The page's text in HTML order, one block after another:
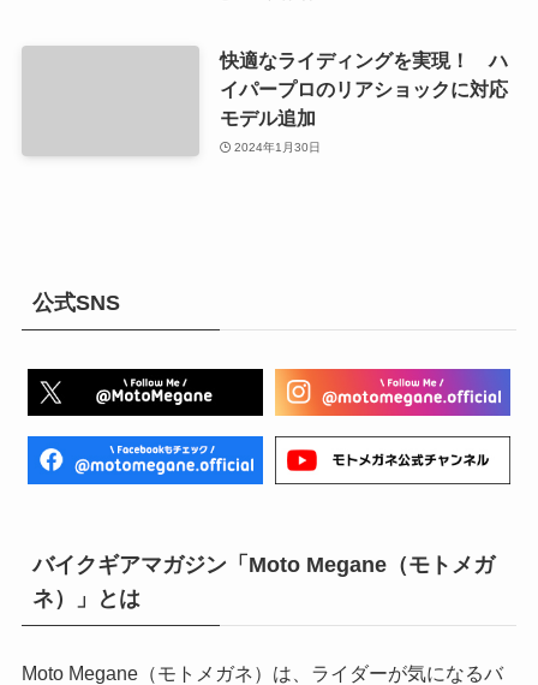
快適なライディングを実現！ ハ
イパープロのリアショックに対応
モデル追加
2024年1月30日
公式SNS
バイクギアマガジン「Moto Megane（モトメガ
ネ）」とは
Moto Megane（モトメガネ）は、ライダーが気になるバ